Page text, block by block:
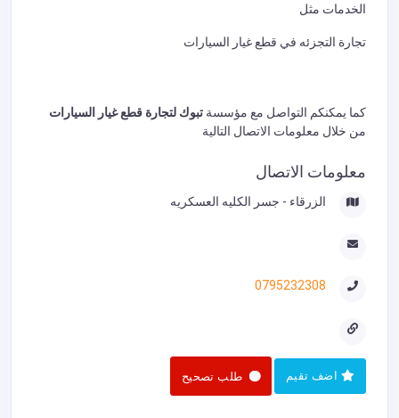
الخدمات مثل
تجارة التجزئه في قطع غيار السيارات
كما يمكنكم التواصل مع مؤسسة تبوك لتجارة قطع غيار السيارات
من خلال معلومات الاتصال التالية
معلومات الاتصال
الزرقاء - جسر الكليه العسكريه
اضف تقيم طلب تصحيح